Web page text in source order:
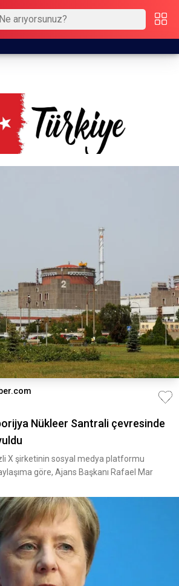
Nükleer Santrali çevresinde
X şirketinin sosyal medya platformu
göre, Ajans Başkanı Rafael Mar